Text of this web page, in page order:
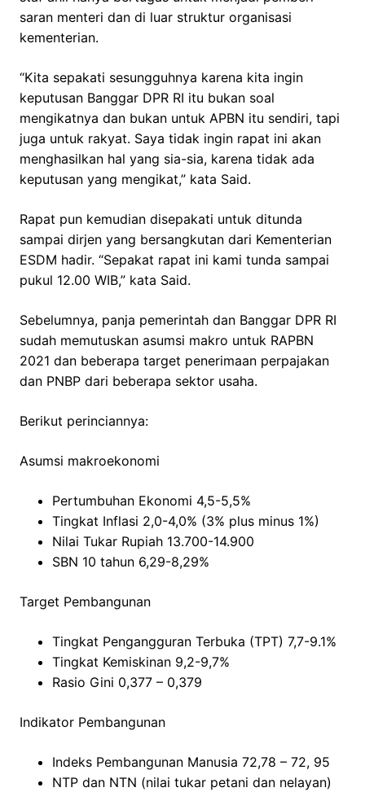
saran menteri dan di luar struktur organisasi
kementerian.
“Kita sepakati sesungguhnya karena kita ingin
keputusan Banggar DPR RI itu bukan soal
mengikatnya dan bukan untuk APBN itu sendiri, tapi
juga untuk rakyat. Saya tidak ingin rapat ini akan
menghasilkan hal yang sia-sia, karena tidak ada
keputusan yang mengikat,” kata Said.
Rapat pun kemudian disepakati untuk ditunda
sampai dirjen yang bersangkutan dari Kementerian
ESDM hadir. “Sepakat rapat ini kami tunda sampai
pukul 12.00 WIB,” kata Said.
Sebelumnya, panja pemerintah dan Banggar DPR RI
sudah memutuskan asumsi makro untuk RAPBN
2021 dan beberapa target penerimaan perpajakan
dan PNBP dari beberapa sektor usaha.
Berikut perinciannya:
Asumsi makroekonomi
Pertumbuhan Ekonomi 4,5-5,5%
Tingkat Inflasi 2,0-4,0% (3% plus minus 1%)
Nilai Tukar Rupiah 13.700-14.900
SBN 10 tahun 6,29-8,29%
Target Pembangunan
Tingkat Pengangguran Terbuka (TPT) 7,7-9.1%
Tingkat Kemiskinan 9,2-9,7%
Rasio Gini 0,377 – 0,379
Indikator Pembangunan
Indeks Pembangunan Manusia 72,78 – 72, 95
NTP dan NTN (nilai tukar petani dan nelayan)